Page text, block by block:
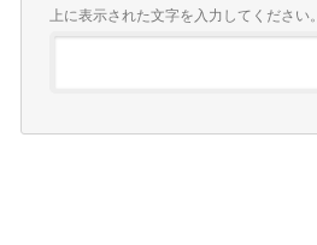
上に表示された文字を入力してください。